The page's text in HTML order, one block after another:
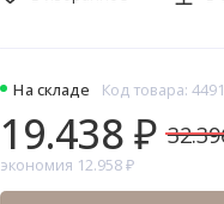
На складе Код товара:
19.438 ₽
экономия 12.958 ₽